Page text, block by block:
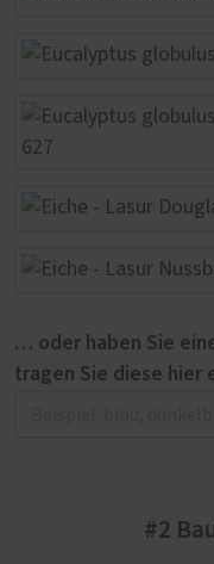
… oder haben Sie
tragen Sie diese hier
#2